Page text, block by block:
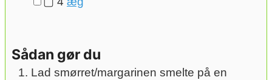
Sådan gør du
Lad smørret/margarinen smelte på en